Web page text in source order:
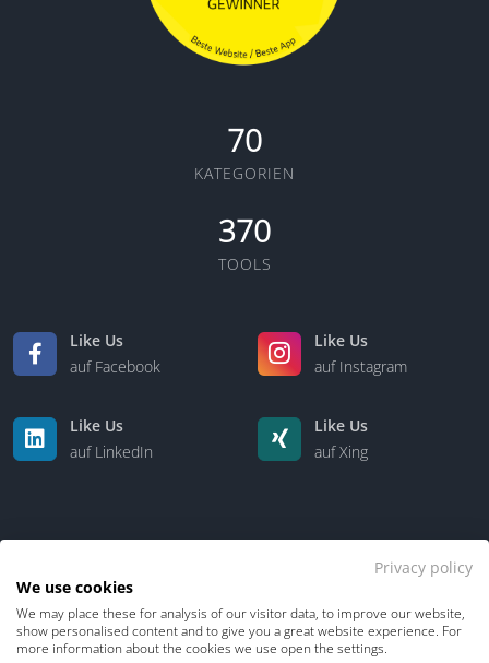
70
KATEGORIEN
370
TOOLS
Like Us
auf Facebook
Like Us
auf Instagram
Like Us
auf LinkedIn
Like Us
auf Xing
Kontakt Über uns
Privacy policy
We use cookies
We may place these for analysis of our visitor data, to improve our website,
show personalised content and to give you a great website experience. For
more information about the cookies we use open the settings.